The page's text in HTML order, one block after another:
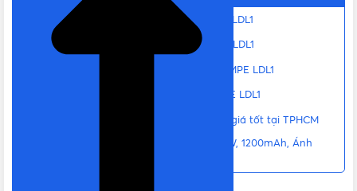
DÒNG ĐIỆN ĐỊNH MỨC
6000K (ánh sáng trắng)
Ánh sáng trắng
150lm
Đặc điểm nổi bật của Đèn bàn kẹp MPE LDL1
Thông số cơ bản của đèn kẹp bàn MPE LDL1
Hướng dẫn sử dụng đèn kẹp đọc sách MPE LDL1
Chú ý khi sử dụng đèn LED kẹp bàn MPE LDL1
Nơi bán đèn kẹp MPE LDL1 chính hãng, giá tốt tại TPHCM
Liên hệ mua Đèn Bàn Kẹp MPE LDL1 | 5W, 1200mAh, Ánh